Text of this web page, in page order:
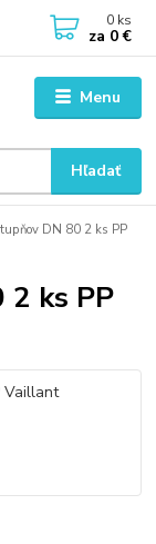
Menu
Hľadať
0 ks
za 0 €
DN 80 2 ks PP
ks PP